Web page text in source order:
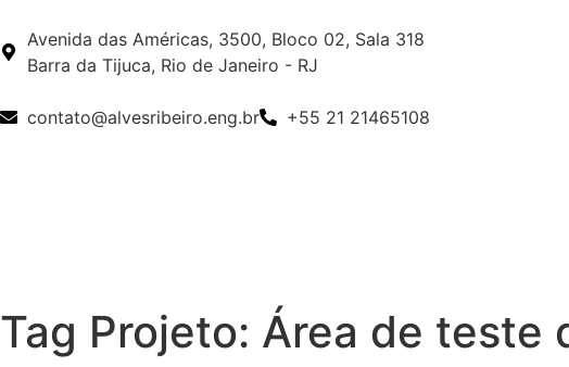
Avenida das Américas, 3500, Bloco 02, Sala 318
Barra da Tijuca, Rio de Janeiro - RJ
contato@alvesribeiro.eng.br +55 21 21465108
Tag Projeto: Área de teste